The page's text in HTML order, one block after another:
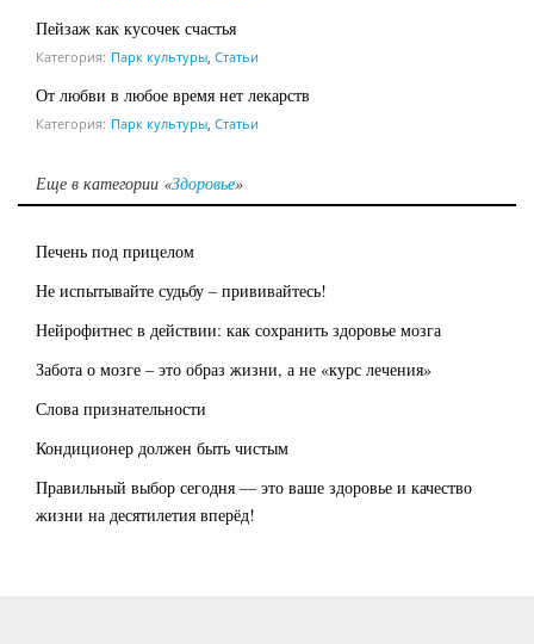
Пейзаж как кусочек счастья
Категория: Парк культуры Статьи
От любви в любое время нет лекарств
Категория: Парк культуры Статьи
Еще в категории «Здоровье»
Печень под прицелом
Не испытывайте судьбу – прививайтесь!
Нейрофитнес в действии: как сохранить здоровье мозга
Забота о мозге – это образ жизни, а не «курс лечения»
Слова признательности
Кондиционер должен быть чистым
Правильный выбор сегодня — это ваше здоровье и качество
жизни на десятилетия вперёд!